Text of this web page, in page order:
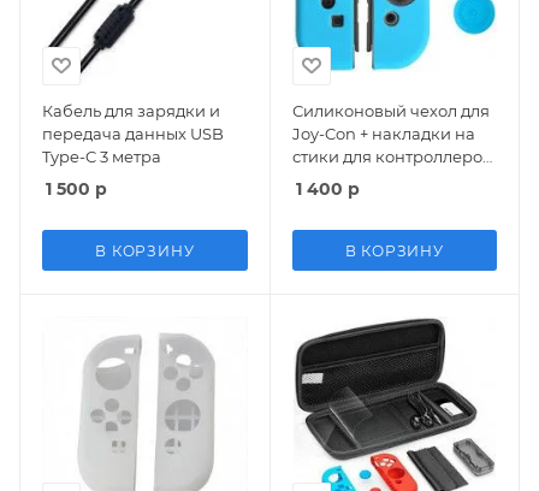
Кабель для зарядки и
передача данных USB
Type-C 3 метра
1 500 р
В КОРЗИНУ
Силиконовый чехол для
Joy-Con + накладки на
стики для контроллеров
Joy-Con Grip Protection
Kit Бирюзовый GameWill
1 400 р
В КОРЗИНУ